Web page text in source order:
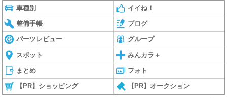
車種別 イイね！
整備手帳 ブログ
パーツレビュー グループ
スポット みんカラ＋
まとめ フォト
【PR】ショッピング 【PR】オークション